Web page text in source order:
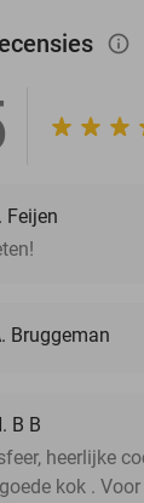
info_outlined
Feijen
Bruggeman
B B
heerlijke
kok .